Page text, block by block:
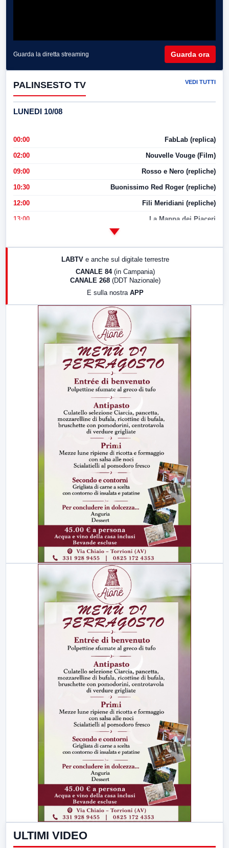
Guarda la diretta streaming Guarda ora
PALINSESTO TV VEDI TUTTI
LUNEDI 10/08
00:00 FabLab (replica)
02:00 Nouvelle Vouge (Film)
09:00 Rosso e Nero (repliche)
10:30 Buonissimo Red Roger (repliche)
12:00 Fili Meridiani (repliche)
13:00 La Mappa dei Piaceri
17:00 LabNews (replica)
LABTV e anche sul digitale terrestre
CANALE 84 (in Campania)
CANALE 268 (DDT Nazionale)
E sulla nostra APP
ULTIMI VIDEO